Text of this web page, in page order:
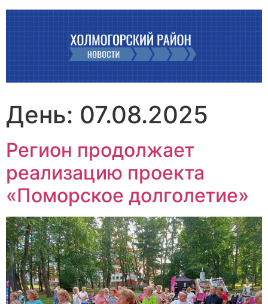
Перейти
содержимому
День: 07.08.2025
Регион продолжает
реализацию проекта
«Поморское долголетие»